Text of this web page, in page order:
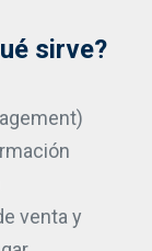
sirve?
venta y